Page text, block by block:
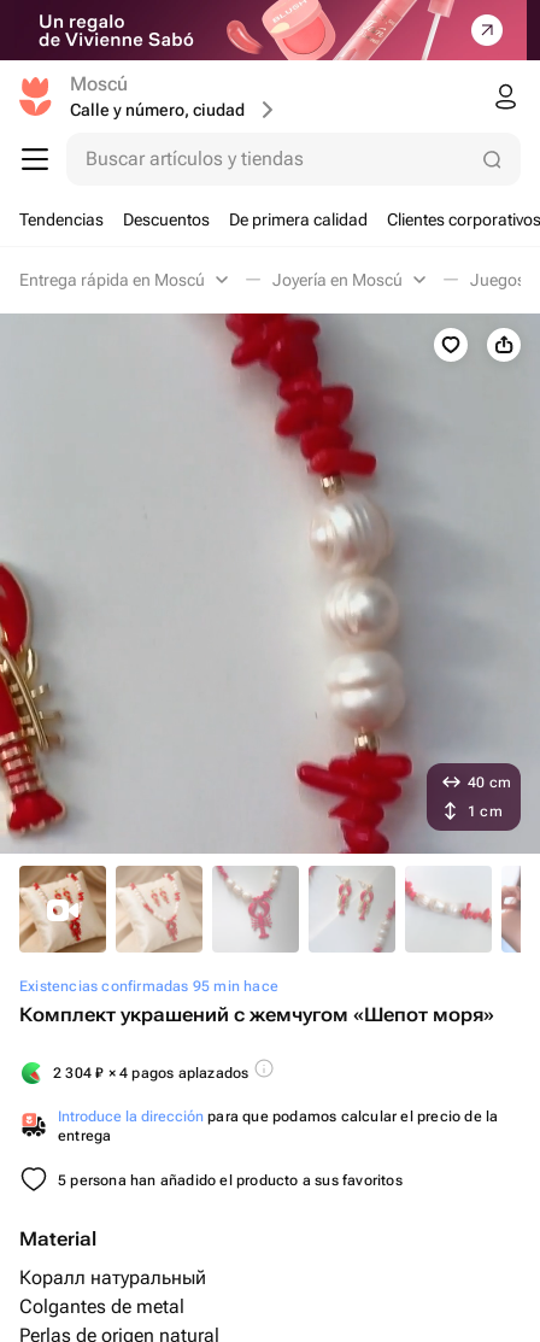
Moscú
Calle y número, ciudad
Buscar artículos y tiendas
Tendencias Descuentos De primera calidad Clientes corporativos
Entrega rápida en Moscú Joyería en Moscú Juegos
Existencias confirmadas 95 min hace
Комплект украшений с жемчугом «Шепот моря»
2 304₽ × 4 pagos aplazados
Introduce la dirección para que podamos calcular el precio de la
entrega
5 persona han añadido el producto a sus favoritos
Material
Коралл натуральный
Colgantes de metal
Perlas de origen natural
40 cm
1 cm